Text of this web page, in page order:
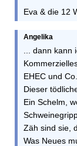
Eva & die 12
Angelika
... dann
EHEC und Co.
Dieser
Ein Schelm,
Zäh sind sie,
Was Neues